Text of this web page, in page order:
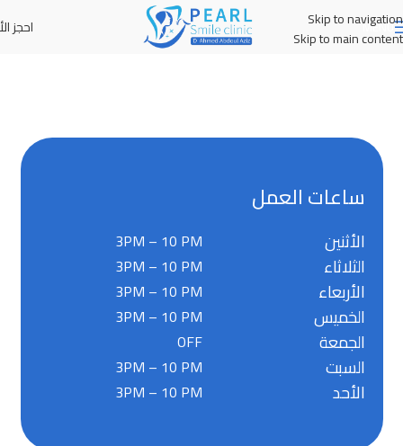
Skip to navigation
Skip to main content
MENU احجز
ساعات العمل
3PM – 10 PM الأثنين
3PM – 10 PM الثلاثاء
3PM – 10 PM الأربعاء
3PM – 10 PM الخميس
OFF الجمعة
3PM – 10 PM السبت
3PM – 10 PM الأحد